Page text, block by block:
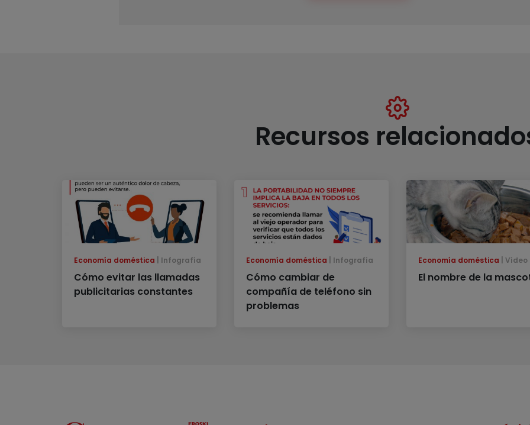
Recursos
Economía doméstica Infografía
Cómo evitar las llamadas
publicitarias constantes
Economía doméstica Infografía
Cómo cambiar de
compañía de teléfono sin
problemas
Economía doméstica Vídeo
El nombre de la